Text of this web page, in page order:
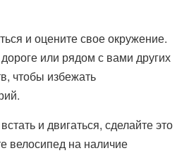
и оцените свое окружение.
или рядом с вами других
чтобы избежать
и двигаться, сделайте это
велосипед на наличие